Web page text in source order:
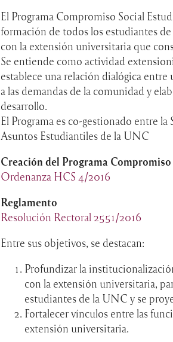
El Programa Compromiso Social
formación de todos los estudiantes
con la extensión universitaria que
Se entiende como actividad
establece una relación dialógica
a las demandas de la comunidad y
desarrollo.
El Programa es co-gestionado entre
Asuntos Estudiantiles de la UNC
Creación del Programa
Ordenanza HCS 4/2016
Reglamento
Resolución Rectoral 2551/2016
Entre sus objetivos, se destacan:
Profundizar la
con la extensión universitaria,
estudiantes de la UNC y se
Fortalecer vínculos entre las
extensión universitaria.